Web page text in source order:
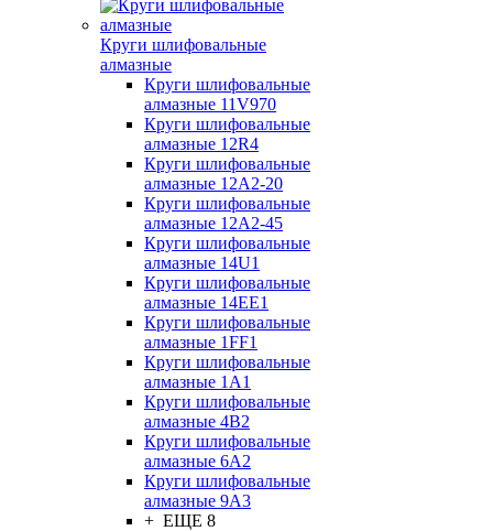
Круги шлифовальные
алмазные
Круги шлифовальные
алмазные 11V970
Круги шлифовальные
алмазные 12R4
Круги шлифовальные
алмазные 12А2-20
Круги шлифовальные
алмазные 12А2-45
Круги шлифовальные
алмазные 14U1
Круги шлифовальные
алмазные 14ЕЕ1
Круги шлифовальные
алмазные 1FF1
Круги шлифовальные
алмазные 1А1
Круги шлифовальные
алмазные 4В2
Круги шлифовальные
алмазные 6A2
Круги шлифовальные
алмазные 9А3
+ ЕЩЕ 8